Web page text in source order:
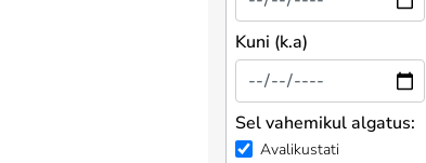
Kuni (k.a)
Sel vahemikul algatus:
Avalikustati